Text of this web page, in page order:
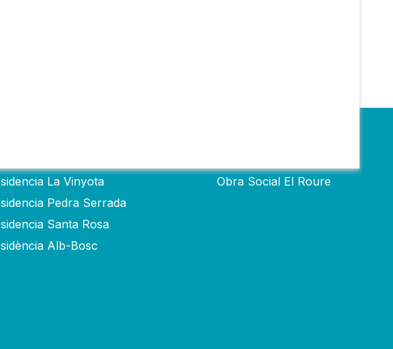
La Vinyota
Pedra Serrada
Santa Rosa
Alb-Bosc
Obra Social El Roure